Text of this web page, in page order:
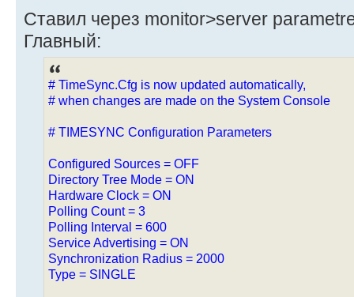
Ставил через monitor>server
Главный:
# TimeSync.Cfg is now updated automatically,
# when changes are made on the System Console
# TIMESYNC Configuration Parameters
Configured Sources = OFF
Directory Tree Mode = ON
Hardware Clock = ON
Polling Count = 3
Polling Interval = 600
Service Advertising = ON
Synchronization Radius = 2000
Type = SINGLE